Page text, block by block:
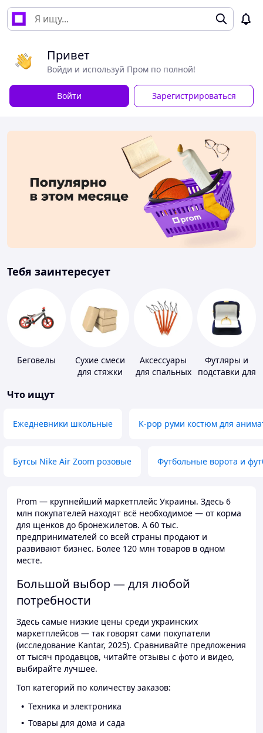
Привет
Войди и используй Пром по полной!
Войти Зарегистрироваться
Тебя заинтересует
Беговелы
Сухие смеси
для стяжки
Аксессуары
для спальных
Футляры и
подставки для
Что ищут
Ежедневники школьные K-pop руми костюм для
Бутсы Nike Air Zoom розовые Футбольные ворота и
Prom — крупнейший маркетплейс Украины. Здесь 6
млн покупателей находят всё необходимое — от корма
для щенков до бронежилетов. А 60 тыс.
предпринимателей со всей страны продают и
развивают бизнес. Более 120 млн товаров в одном
месте.
Большой выбор — для любой
потребности
Здесь самые низкие цены среди украинских
маркетплейсов — так говорят сами покупатели
(исследование Kantar, 2025). Сравнивайте предложения
от тысяч продавцов, читайте отзывы с фото и видео,
выбирайте лучшее.
Топ категорий по количеству заказов:
Техника и электроника
Товары для дома и сада